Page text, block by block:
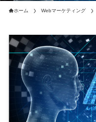
ホーム Webマーケティング